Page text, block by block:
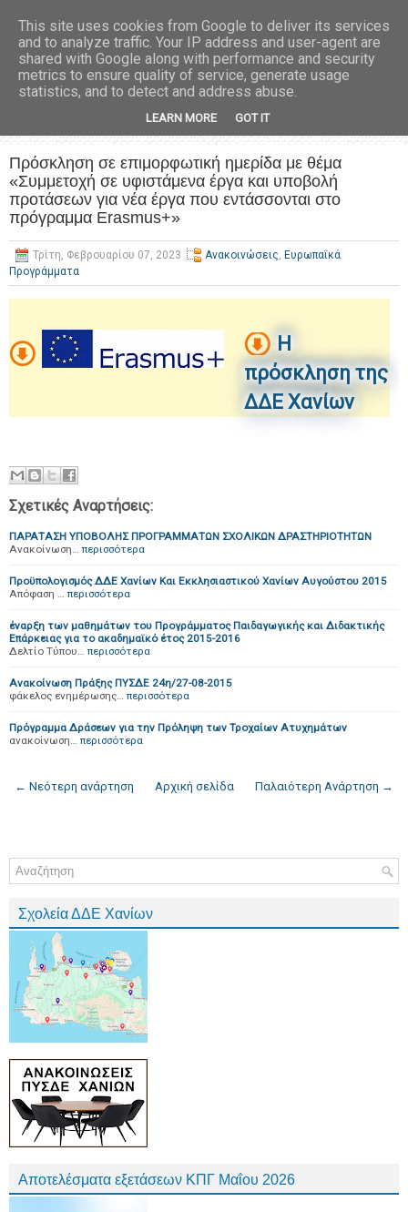
Πρόσκληση σε επιμορφωτική ημερίδα με θέμα
«Συμμετοχή σε υφιστάμενα έργα και υποβολή
προτάσεων για νέα έργα που εντάσσονται στο
πρόγραμμα Erasmus+»
Τρίτη, Φεβρουαρίου 07, 2023 Ανακοινώσεις, Ευρωπαϊκά
Προγράμματα
Η
πρόσκληση της
ΔΔΕ Χανίων
Σχετικές Αναρτήσεις:
ΠΑΡΑΤΑΣΗ ΥΠΟΒΟΛΗΣ ΠΡΟΓΡΑΜΜΑΤΩΝ ΣΧΟΛΙΚΩΝ ΔΡΑΣΤΗΡΙΟΤΗΤΩΝ
Ανακοίνωση… περισσότερα
Προϋπολογισμός ΔΔΕ Χανίων Και Εκκλησιαστικού Χανίων Αυγούστου 2015
Απόφαση … περισσότερα
έναρξη των μαθημάτων του Προγράμματος Παιδαγωγικής και Διδακτικής
Επάρκειας για το ακαδημαϊκό έτος 2015-2016
Δελτίο Τύπου… περισσότερα
Ανακοίνωση Πράξης ΠΥΣΔΕ 24η/27-08-2015
φάκελος ενημέρωσης… περισσότερα
Πρόγραμμα Δράσεων για την Πρόληψη των Τροχαίων Ατυχημάτων
ανακοίνωση… περισσότερα
← Νεότερη ανάρτηση Παλαιότερη Ανάρτηση →
Αρχική σελίδα
Σχολεία ΔΔΕ Χανίων
Αποτελέσματα εξετάσεων ΚΠΓ Μαΐου 2026
This site uses cookies from Google to deliver its services
and to analyze traffic. Your IP address and user-agent are
shared with Google along with performance and security
metrics to ensure quality of service, generate usage
statistics, and to detect and address abuse.
LEARN MORE GOT IT